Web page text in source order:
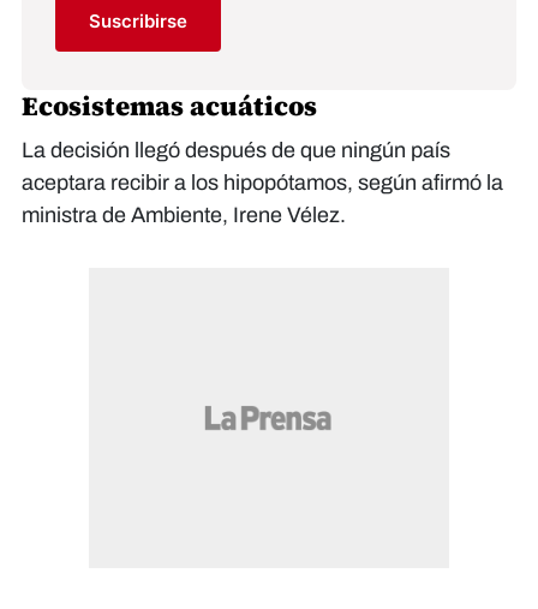
Suscribirse
Ecosistemas acuáticos
La decisión llegó después de que ningún país
aceptara recibir a los hipopótamos, según afirmó la
ministra de Ambiente, Irene Vélez.